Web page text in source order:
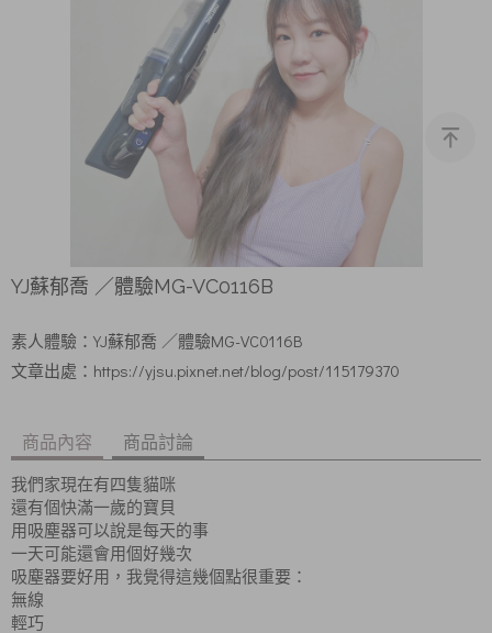
YJ蘇郁喬 ／體驗MG-VC0116B
素人體驗： YJ蘇郁喬 ／體驗MG-VC0116B
文章出處： https://yjsu.pixnet.net/blog/post/115179370
商品內容 商品討論
我們家現在有四隻貓咪
還有個快滿一歲的寶貝
用吸塵器可以說是每天的事
一天可能還會用個好幾次
吸塵器要好用，我覺得這幾個點很重要：
無線
輕巧